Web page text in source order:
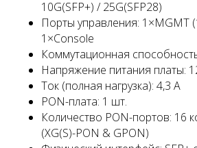
10G(SFP+) / 25G(SFP28)
Порты управления: 1×MGMT
1×Console
Коммутационная
Напряжение питания платы:
Ток (полная нагрузка): 4,3 А
PON-плата: 1 шт.
Количество PON-портов: 16
(XG(S)-PON & GPON)